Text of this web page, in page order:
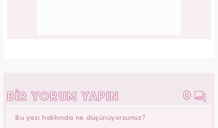
BİR YORUM YAPIN 0